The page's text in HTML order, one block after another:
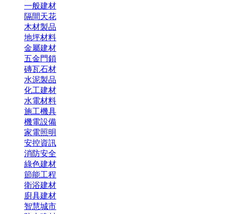
一般建材
隔間天花
木材製品
地坪材料
金屬建材
五金門鎖
磚瓦石材
水泥製品
化工建材
水電材料
施工機具
機電設備
家電照明
安控資訊
消防安全
綠色建材
節能工程
衛浴建材
廚具建材
智慧城市